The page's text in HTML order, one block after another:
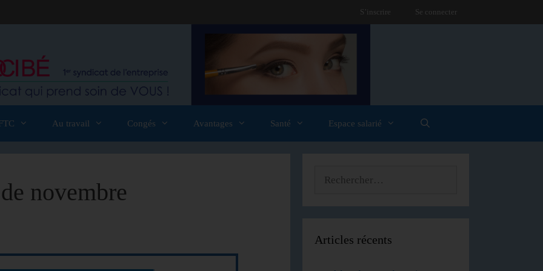
S’inscrire Se connecter
Au travail Congés Avantages Santé Espace salarié
novembre
Articles récents